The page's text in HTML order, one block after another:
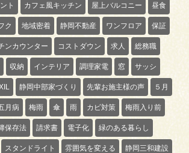
ト カフェ風キッチン 屋上バルコニー 昼食
ク 地域密着 静岡不動産 ワンフロア 保証
ンカウンター コストダウン 求人 総務職
収納 インテリア 調理家電 窓 サッシ
静岡中部家づくり 先輩お施主様の声 ５月
月病 梅雨 傘 雨 カビ対策 梅雨入り前
保存法 請求書 電子化 緑のある暮らし
スタンドライト 雰囲気を変える 静岡三和建設